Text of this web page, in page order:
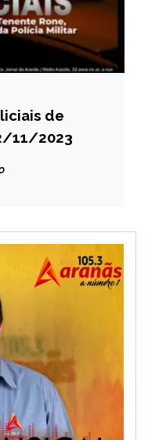
de
11/2023